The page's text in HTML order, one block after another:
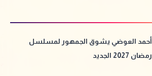
أحمد العوضي يشوق الجمهور لمسلسل
رمضان 2027 الجديد